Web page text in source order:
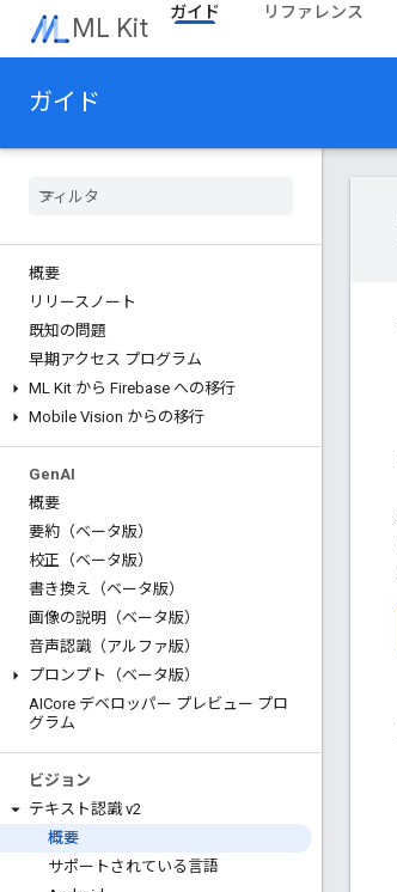
ML Kit ガイド リファレンス
ガイド
概要
リリースノート
既知の問題
早期アクセス プログラム
ML Kit から Firebase への移行
Mobile Vision からの移行
GenAI
概要
要約（ベータ版）
校正（ベータ版）
書き換え（ベータ版）
画像の説明（ベータ版）
音声認識（アルファ版）
プロンプト（ベータ版）
AICore デベロッパー プレビュー プロ
グラム
ビジョン
テキスト認識 v2
概要
サポートされている言語